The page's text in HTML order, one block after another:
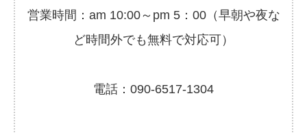
営業時間：am 10:00～pm 5：00（早朝や夜な
ど時間外でも無料で対応可）
電話：090-6517-1304